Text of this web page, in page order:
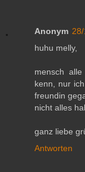
Anonym
huhu melly,
mensch
kenn, nur
freundin
nicht alles
ganz liebe
Antworten